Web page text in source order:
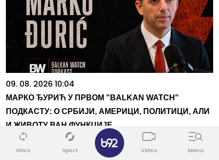
09. 08. 2026 10:04
МАРКО ЂУРИЋ У ПРВОМ "BALKAN WATCH"
ПОДКАСТУ: О СРБИЈИ, АМЕРИЦИ, ПОЛИТИЦИ, АЛИ
И ЖИВОТУ ВАН ФУНКЦИЈЕ
Povezane vesti
Novo Sport Video Menu
✕